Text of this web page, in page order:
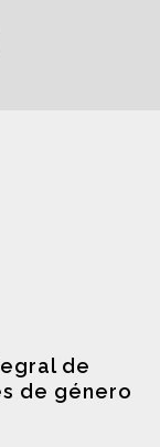
de
de género